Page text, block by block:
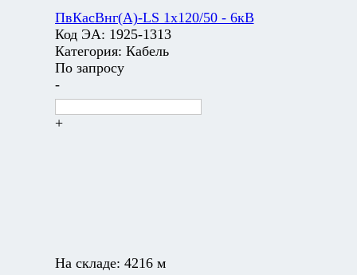
ПвКасВнг(А)-LS 1х120/50 - 6кВ
Код ЭА: 1925-1313
Категория: Кабель
По запросу
-
+
На складе: 4216 м